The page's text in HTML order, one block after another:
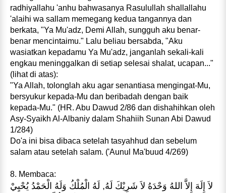
radhiyallahu 'anhu bahwasanya Rasulullah shallallahu
'alaihi wa sallam memegang kedua tangannya dan
berkata, "Ya Mu'adz, Demi Allah, sungguh aku benar-
benar mencintaimu." Lalu beliau bersabda, "Aku
wasiatkan kepadamu Ya Mu'adz, janganlah sekali-kali
engkau meninggalkan di setiap selesai shalat, ucapan..."
(lihat di atas):
"Ya Allah, tolonglah aku agar senantiasa mengingat-Mu,
bersyukur kepada-Mu dan beribadah dengan baik
kepada-Mu." (HR. Abu Dawud 2/86 dan dishahihkan oleh
Asy-Syaikh Al-Albaniy dalam Shahiih Sunan Abi Dawud
1/284)
Do'a ini bisa dibaca setelah tasyahhud dan sebelum
salam atau setelah salam. ('Aunul Ma'buud 4/269)
8. Membaca:
لاَ إِلَهَ إِلاَّ اللهُ وَحْدَهُ لاَ شَرِيْكَ لَهُ, لَهُ الْمُلْكُ وَلَهُ الْحَمْدُ يُحْيِيْ